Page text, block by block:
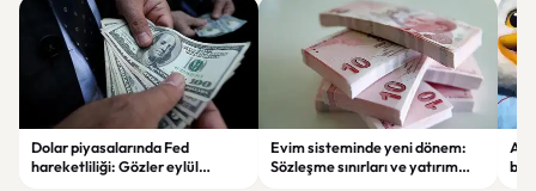
Dolar piyasalarında Fed
hareketliliği: Gözler eylül
Evim sisteminde yeni dönem:
Sözleşme sınırları ve yatırım